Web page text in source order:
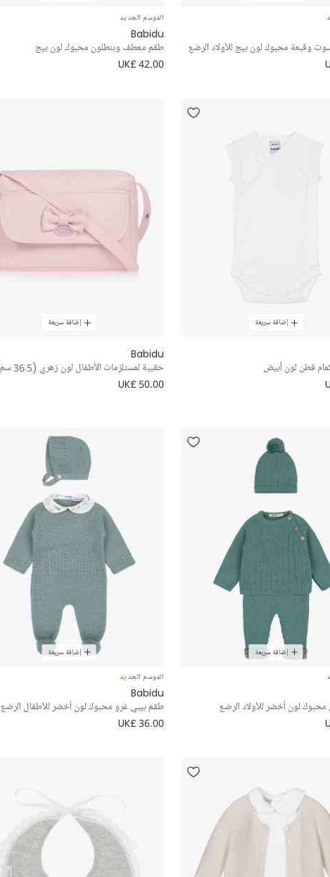
وقبعة محبوك لون بيج للأولاد الرضع
الموسم الجديد
Babidu
طقم معطف وبنطلون محبوك لون بيج
UK£ 42.00
إضافة سريعة
قطن لون أبيض
إضافة سريعة
Babidu
حقيبة لمستلزمات الأطفال لون زهري (36.5 سم)
UK£ 50.00
إضافة سريعة
لون أخضر للأولاد الرضع
إضافة سريعة
الموسم الجديد
Babidu
طقم بيبي غرو محبوك لون أخضر للأطفال الرضع
UK£ 36.00